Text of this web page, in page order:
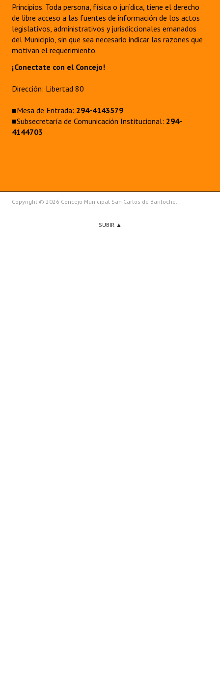
Principios. Toda persona, física o jurídica, tiene el derecho
de libre acceso a las fuentes de información de los actos
legislativos, administrativos y jurisdiccionales emanados
del Municipio, sin que sea necesario indicar las razones que
motivan el requerimiento.
¡Conectate con el Concejo!
Dirección: Libertad 80
■Mesa de Entrada: 294-4143579
■Subsecretaría de Comunicación Institucional: 294-
4144703
Copyright © 2026 Concejo Municipal San Carlos de Bariloche.
SUBIR ▲